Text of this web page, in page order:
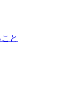
と